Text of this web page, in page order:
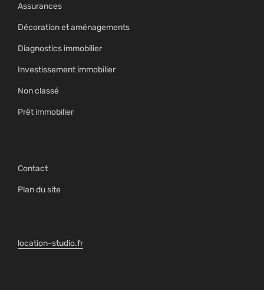
Assurances
Décoration et aménagements
Diagnostics immobilier
Investissement immobilier
Non classé
Prêt immobilier
Contact
Plan du site
location-studio.fr